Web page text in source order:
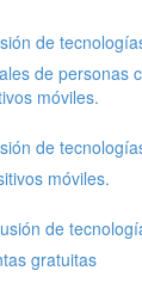
de
de personas
móviles.
de
móviles.
de
gratuitas